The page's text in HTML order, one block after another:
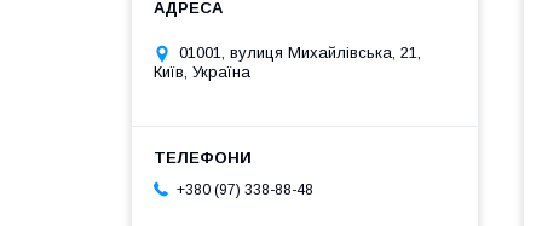
01001, вулиця Михайлівська, 21,
Київ, Україна
+380 (97) 338-88-48